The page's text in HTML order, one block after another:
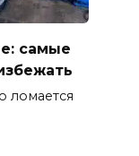
самые
ломается